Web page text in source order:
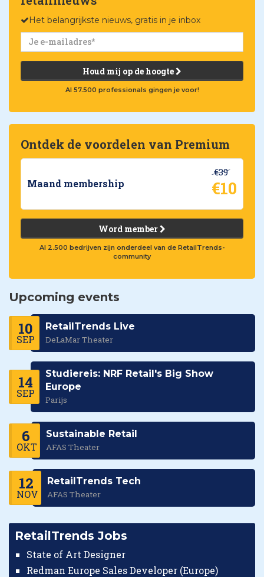
Het belangrijkste nieuws, gratis in je inbox
Houd mij op de hoogte
Al 57.500 professionals gingen je voor!
Ontdek de voordelen van Premium
Maand membership
€39
€10
Word member
Al 2.500 bedrijven zijn onderdeel van de RetailTrends-
community
Upcoming events
10
SEP
RetailTrends Live
DeLaMar Theater
14
SEP
Studiereis: NRF Retail's Big Show
Europe
Parijs
6
OKT
Sustainable Retail
AFAS Theater
12
NOV
RetailTrends Tech
AFAS Theater
RetailTrends Jobs
State of Art Designer
Redman Europe Sales Developer (Europe)